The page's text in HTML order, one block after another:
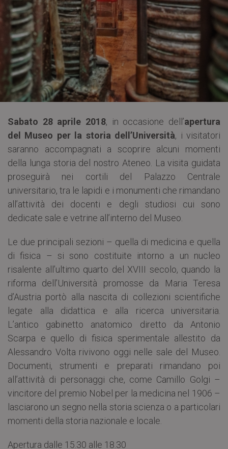
Sabato 28 aprile 2018, in occasione dell’apertura
del Museo per la storia dell’Università, i visitatori
saranno accompagnati a scoprire alcuni momenti
della lunga storia del nostro Ateneo. La visita guidata
proseguirà nei cortili del Palazzo Centrale
universitario, tra le lapidi e i monumenti che rimandano
all’attività dei docenti e degli studiosi cui sono
dedicate sale e vetrine all’interno del Museo.
Le due principali sezioni – quella di medicina e quella
di fisica – si sono costituite intorno a un nucleo
risalente all’ultimo quarto del XVIII secolo, quando la
riforma dell’Università promosse da Maria Teresa
d’Austria portò alla nascita di collezioni scientifiche
legate alla didattica e alla ricerca universitaria.
L’antico gabinetto anatomico diretto da Antonio
Scarpa e quello di fisica sperimentale allestito da
Alessandro Volta rivivono oggi nelle sale del Museo.
Documenti, strumenti e preparati rimandano poi
all’attività di personaggi che, come Camillo Golgi –
vincitore del premio Nobel per la medicina nel 1906 –
lasciarono un segno nella storia scienza o a particolari
momenti della storia nazionale e locale.
Apertura dalle 15.30 alle 18.30